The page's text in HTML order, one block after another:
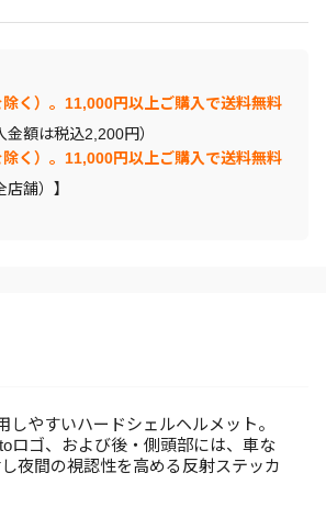
く）。11,000円以上ご購入で送料無料
金額は税込2,200円）
く）。11,000円以上ご購入で送料無料
店舗）】
しやすいハードシェルヘルメット。
ロゴ、および後・側頭部には、車な
夜間の視認性を高める反射ステッカ